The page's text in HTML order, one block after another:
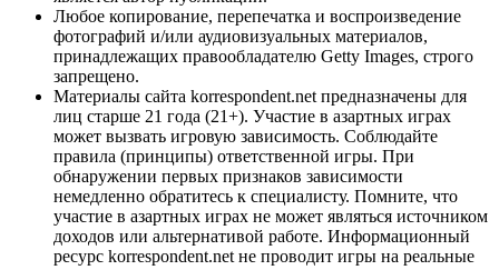
Любое копирование, перепечатка и воспроизведение
фотографий и/или аудиовизуальных материалов,
принадлежащих правообладателю Getty Images, строго
запрещено.
Материалы сайта korrespondent.net предназначены для
лиц старше 21 года (21+). Участие в азартных играх
может вызвать игровую зависимость. Соблюдайте
правила (принципы) ответственной игры. При
обнаружении первых признаков зависимости
немедленно обратитесь к специалисту. Помните, что
участие в азартных играх не может являться источником
доходов или альтернативой работе. Информационный
ресурс korrespondent.net не проводит игры на реальные